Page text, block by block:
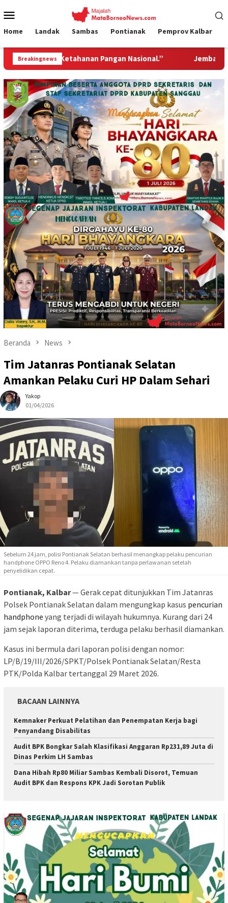
ke
Mobile
Home Landak Sambas Pontianak Pemprov Kalbar
Breakingnews Jembatan Gantung Garuda Hadir Untuk
Beranda News
Tim Jatanras Pontianak Selatan
Amankan Pelaku Curi HP Dalam Sehari
Yakop
01/04/2026
Sebelum 24 jam, polisi Pontianak Selatan berhasil menangkap pelaku pencurian
handphone OPPO Reno 4. Pelaku diamankan tanpa perlawanan setelah
penyelidikan cepat.
Pontianak, Kalbar— Gerak cepat ditunjukkan Tim Jatanras
Polsek Pontianak Selatan dalam mengungkap kasus pencurian
handphone yang terjadi di wilayah hukumnya. Kurang dari 24
jam sejak laporan diterima, terduga pelaku berhasil diamankan.
Kasus ini bermula dari laporan polisi dengan nomor:
LP/B/19/III/2026/SPKT/Polsek Pontianak Selatan/Resta
PTK/Polda Kalbar tertanggal 29 Maret 2026.
BACAAN LAINNYA
Kemnaker Perkuat Pelatihan dan Penempatan Kerja bagi
Penyandang Disabilitas
Audit BPK Bongkar Salah Klasifikasi Anggaran Rp231,89 Juta di
Dinas Perkim LH Sambas
Dana Hibah Rp80 Miliar Sambas Kembali Disorot, Temuan
Audit BPK dan Respons KPK Jadi Sorotan Publik